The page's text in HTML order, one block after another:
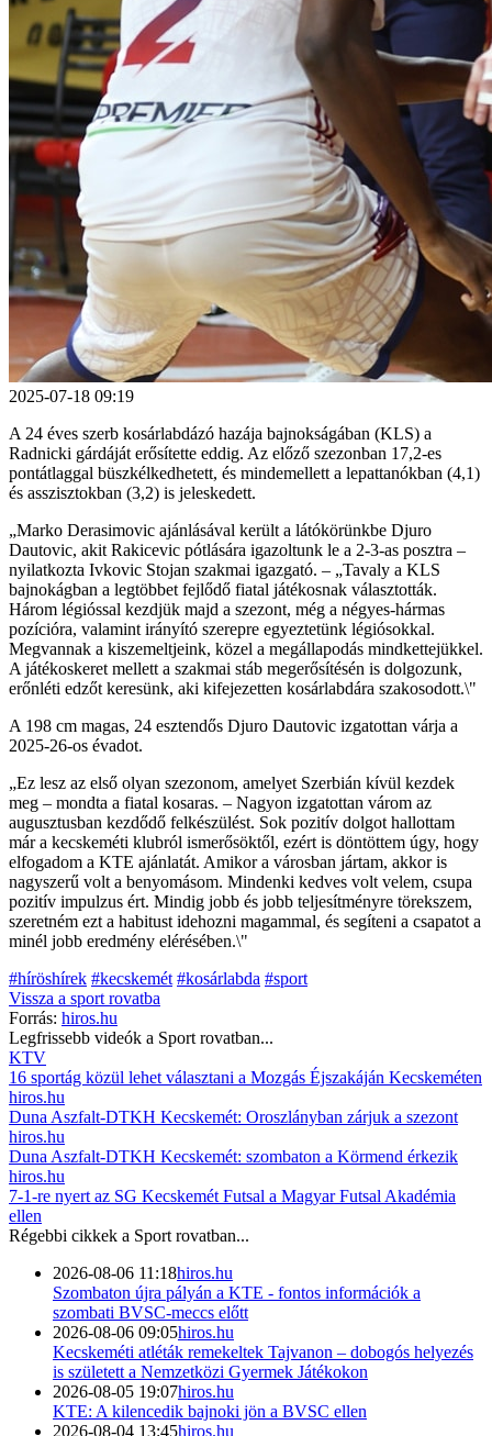
2025-07-18 09:19
A 24 éves szerb kosárlabdázó hazája bajnokságában (KLS) a
Radnicki gárdáját erősítette eddig. Az előző szezonban 17,2-es
pontátlaggal büszkélkedhetett, és mindemellett a lepattanókban (4,1)
és asszisztokban (3,2) is jeleskedett.
„Marko Derasimovic ajánlásával került a látókörünkbe Djuro
Dautovic, akit Rakicevic pótlására igazoltunk le a 2-3-as posztra –
nyilatkozta Ivkovic Stojan szakmai igazgató. – „Tavaly a KLS
bajnokágban a legtöbbet fejlődő fiatal játékosnak választották.
Három légióssal kezdjük majd a szezont, még a négyes-hármas
pozícióra, valamint irányító szerepre egyeztetünk légiósokkal.
Megvannak a kiszemeltjeink, közel a megállapodás mindkettejükkel.
A játékoskeret mellett a szakmai stáb megerősítésén is dolgozunk,
erőnléti edzőt keresünk, aki kifejezetten kosárlabdára szakosodott.\"
A 198 cm magas, 24 esztendős Djuro Dautovic izgatottan várja a
2025-26-os évadot.
„Ez lesz az első olyan szezonom, amelyet Szerbián kívül kezdek
meg – mondta a fiatal kosaras. – Nagyon izgatottan várom az
augusztusban kezdődő felkészülést. Sok pozitív dolgot hallottam
már a kecskeméti klubról ismerősöktől, ezért is döntöttem úgy, hogy
elfogadom a KTE ajánlatát. Amikor a városban jártam, akkor is
nagyszerű volt a benyomásom. Mindenki kedves volt velem, csupa
pozitív impulzus ért. Mindig jobb és jobb teljesítményre törekszem,
szeretném ezt a habitust idehozni magammal, és segíteni a csapatot a
minél jobb eredmény elérésében.\"
#híröshírek #kecskemét #kosárlabda #sport
Vissza a sport rovatba
Forrás: hiros.hu
Legfrissebb videók a Sport rovatban...
KTV
16 sportág közül lehet választani a Mozgás Éjszakáján Kecskeméten
hiros.hu
Duna Aszfalt-DTKH Kecskemét: Oroszlányban zárjuk a szezont
hiros.hu
Duna Aszfalt-DTKH Kecskemét: szombaton a Körmend érkezik
hiros.hu
7-1-re nyert az SG Kecskemét Futsal a Magyar Futsal Akadémia
ellen
Régebbi cikkek a Sport rovatban...
2026-08-06 11:18hiros.hu
Szombaton újra pályán a KTE - fontos információk a
szombati BVSC-meccs előtt
2026-08-06 09:05hiros.hu
Kecskeméti atléták remekeltek Tajvanon – dobogós helyezés
is született a Nemzetközi Gyermek Játékokon
2026-08-05 19:07hiros.hu
KTE: A kilencedik bajnoki jön a BVSC ellen
2026-08-04 13:45hiros.hu